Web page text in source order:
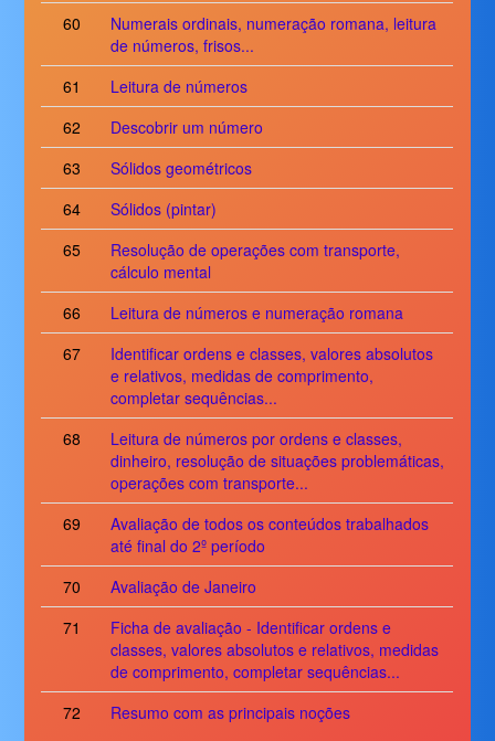
60
Numerais ordinais, numeração romana, leitura
de números, frisos...
61
Leitura de números
62
Descobrir um número
63
Sólidos geométricos
64
Sólidos (pintar)
65
Resolução de operações com transporte,
cálculo mental
66
Leitura de números e numeração romana
67
Identificar ordens e classes, valores absolutos
e relativos, medidas de comprimento,
completar sequências...
68
Leitura de números por ordens e classes,
dinheiro, resolução de situações problemáticas,
operações com transporte...
69
Avaliação de todos os conteúdos trabalhados
até final do 2º período
70
Avaliação de Janeiro
71
Ficha de avaliação - Identificar ordens e
classes, valores absolutos e relativos, medidas
de comprimento, completar sequências...
72
Resumo com as principais noções